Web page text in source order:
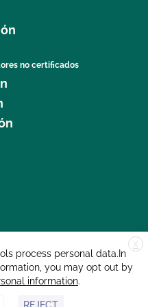
orgánico?
sobre la
y plantas
de 120 días
aplica estiércol?
mejor para mi
no certificados
X
process personal data.In
you may opt out by
information.